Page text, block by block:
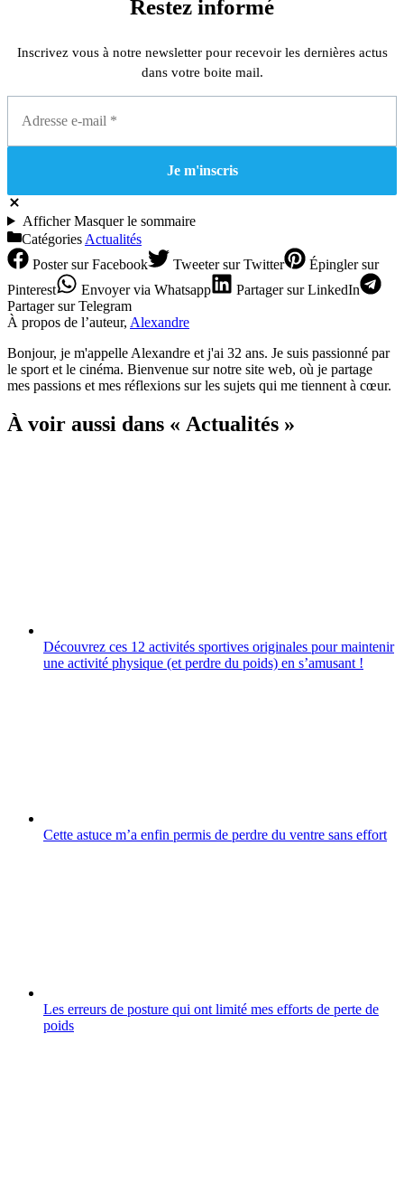
Restez informé
Inscrivez vous à notre newsletter pour recevoir les dernières actus
dans votre boite mail.
AfficherMasquerle sommaire
Catégories Actualités
Postersur Facebook Tweetersur Twitter Épinglersur
Pinterest
Envoyervia Whatsapp Partagersur LinkedIn
Partagersur Telegram
À propos de l’auteur, Alexandre
Bonjour, je m'appelle Alexandre et j'ai 32 ans. Je suis passionné par
le sport et le cinéma. Bienvenue sur notre site web, où je partage
mes passions et mes réflexions sur les sujets qui me tiennent à cœur.
À voir aussi dans « Actualités »
Découvrez ces 12 activités sportives originales pour maintenir
une activité physique (et perdre du poids) en sʼamusant !
Cette astuce m’a enfin permis de perdre du ventre sans effort
Les erreurs de posture qui ont limité mes efforts de perte de
poids